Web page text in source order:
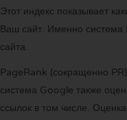
Этот индекс показывает
Ваш сайт. Именно система
сайта.
PageRank (сокращенно
система Google также
ссылок в том числе.